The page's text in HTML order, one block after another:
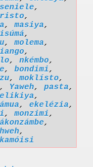
,
,
,masiya,
,
,molema,
,
, nkémbo,
, bondimi,
,moklísto,
, Yaweh, pasta,
elikiya,
, ekelézia,
,monzimi,
,
,